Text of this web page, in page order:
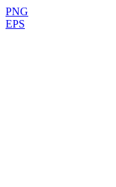
PNG
EPS